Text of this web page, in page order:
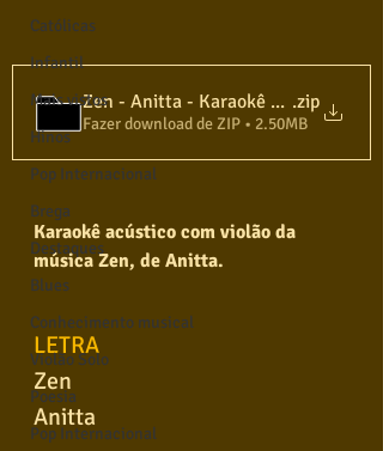
Católicas
Infantil
Mais vistos
Hinos
Pop Internacional
Brega
Destaques
Blues
Conhecimento musical
Violão Solo
Poesia
Pop Internacional
Zen - Anitta - Karaokê Voz e Violão
.zip
Fazer download de ZIP • 2.50MB
Karaokê acústico com violão da
música Zen, de Anitta.
LETRA
Zen
Anitta